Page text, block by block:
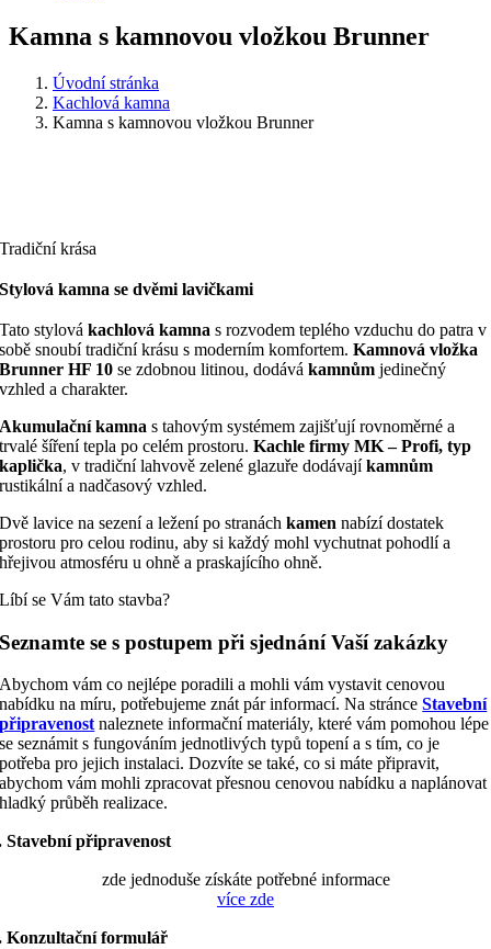
Kamna s kamnovou vložkou Brunner
Úvodní stránka
Kachlová kamna
Kamna s kamnovou vložkou Brunner
Tradiční krása
Stylová kamna se dvěmi lavičkami
Tato stylovákachlová kamna s rozvodem teplého vzduchu do patra v
sobě snoubí tradiční krásu s moderním komfortem.Kamnová vložka
Brunner HF 10 se zdobnou litinou, dodávákamnům jedinečný
vzhled a charakter.
Akumulační kamna s tahovým systémem zajišťují rovnoměrné a
trvalé šíření tepla po celém prostoru.Kachle firmy MK – Profi, typ
kaplička, v tradiční lahvově zelené glazuře dodávajíkamnům
rustikální a nadčasový vzhled.
Dvě lavice na sezení a ležení po stranáchkamen nabízí dostatek
prostoru pro celou rodinu, aby si každý mohl vychutnat pohodlí a
hřejivou atmosféru u ohně a praskajícího ohně.
Líbí se Vám tato stavba?
Seznamte se s postupem při sjednání Vaší zakázky
Abychom vám co nejlépe poradili a mohli vám vystavit cenovou
nabídku na míru, potřebujeme znát pár informací. Na stránceStavební
připravenost naleznete informační materiály, které vám pomohou lépe
se seznámit s fungováním jednotlivých typů topení a s tím, co je
potřeba pro jejich instalaci. Dozvíte se také, co si máte připravit,
abychom vám mohli zpracovat přesnou cenovou nabídku a naplánovat
hladký průběh realizace.
Stavební připravenost
zde jednoduše získáte potřebné informace
více zde
Konzultační formulář